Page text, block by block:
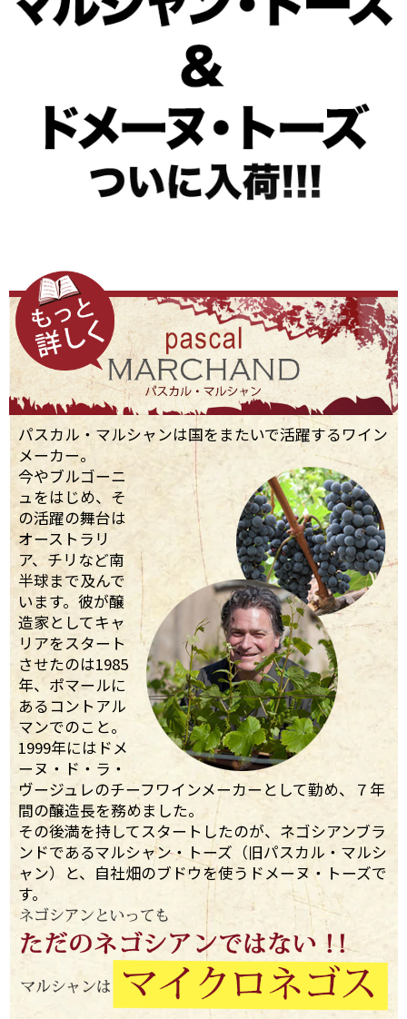
パスカル・マルシャンは国をまたいで活躍するワイン
メーカー。
今やブルゴーニ
ュをはじめ、そ
の活躍の舞台は
オーストラリ
ア、チリなど南
半球まで及んで
います。彼が醸
造家としてキャ
リアをスタート
させたのは1985
年、ポマールに
あるコントアル
マンでのこと。
1999年にはドメ
ーヌ・ド・ラ・
ヴージュレのチーフワインメーカーとして勤め、７年
間の醸造長を務めました。
その後満を持してスタートしたのが、ネゴシアンブラ
ンドであるマルシャン・トーズ（旧パスカル・マルシ
ャン）と、自社畑のブドウを使うドメーヌ・トーズで
す。